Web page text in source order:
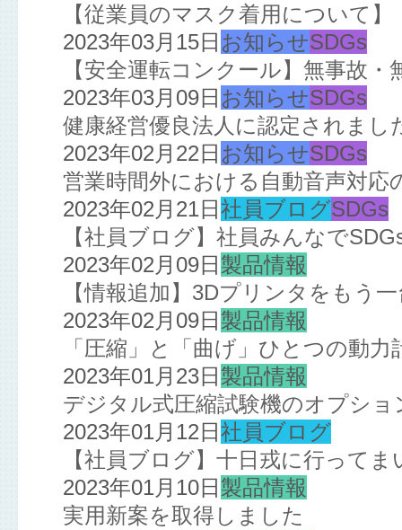
【従業員のマスク着用について】
2023年03月15日 お知らせSDGs
【安全運転コンクール】無事故・
2023年03月09日 お知らせSDGs
健康経営優良法人に認定されまし
2023年02月22日 お知らせSDGs
営業時間外における自動音声対応
2023年02月21日 社員ブログSDGs
【社員ブログ】社員みんなで
2023年02月09日 製品情報
【情報追加】3Dプリンタをもう
2023年02月09日 製品情報
「圧縮」と「曲げ」ひとつの動
2023年01月23日 製品情報
デジタル式圧縮試験機のオプショ
2023年01月12日 社員ブログ
【社員ブログ】十日戎に行って
2023年01月10日 製品情報
実用新案を取得しました